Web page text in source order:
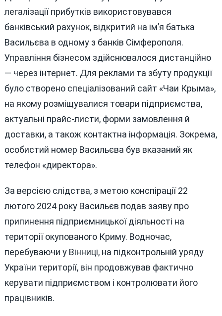
легалізації прибутків використовувався
банківський рахунок, відкритий на ім’я батька
Васильєва в одному з банків Сімферополя.
Управління бізнесом здійснювалося дистанційно
— через інтернет. Для реклами та збуту продукції
було створено спеціалізований сайт «Чаи Крыма»,
на якому розміщувалися товари підприємства,
актуальні прайс-листи, форми замовлення й
доставки, а також контактна інформація. Зокрема,
особистий номер Васильєва був вказаний як
телефон «директора».
За версією слідства, з метою конспірації 22
лютого 2024 року Васильєв подав заяву про
припинення підприємницької діяльності на
території окупованого Криму. Водночас,
перебуваючи у Вінниці, на підконтрольній уряду
України території, він продовжував фактично
керувати підприємством і контролювати його
працівників.